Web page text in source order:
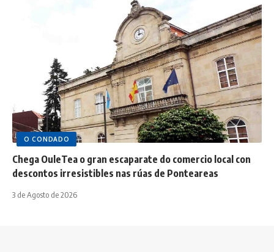
O CONDADO
Chega OuleTea o gran escaparate do comercio local con
descontos irresistibles nas rúas de Ponteareas
3 de Agosto de 2026